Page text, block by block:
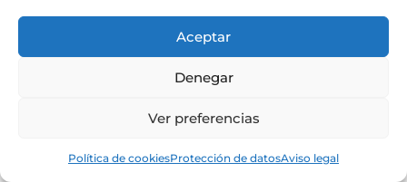
Aceptar
Denegar
Ver preferencias
Política de cookiesProtección de datosAviso legal
RAMÓN Y CAJAL QUE ESTÉN DESARROLLANDO UN
PROYECTO ERC EN EL CSIC
Event Horizons (TEA)
Dates:28/11/2025 - 27/11/2029